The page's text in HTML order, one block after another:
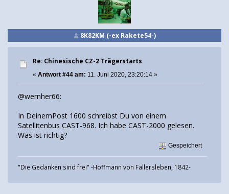
8K82KM (-ex Rakete54-)
Re: Chinesische CZ-2 Trägerstarts
« Antwort #44 am: 11. Juni 2020, 23:20:14 »
@wernher66:
In DeinemPost 1600 schreibst Du von einem
Satellitenbus CAST-968. Ich habe CAST-2000 gelesen.
Was ist richtig?
Gespeichert
"Die Gedanken sind frei" -Hoffmann von Fallersleben, 1842-